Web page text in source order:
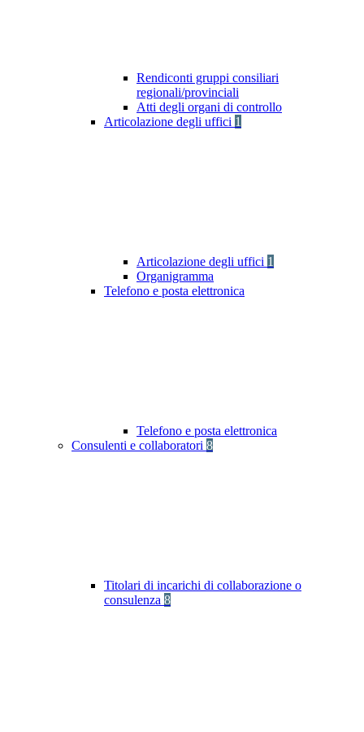
Rendiconti gruppi consiliari
regionali/provinciali
Atti degli organi di controllo
Articolazione degli uffici 1
Articolazione degli uffici 1
Organigramma
Telefono e posta elettronica
Telefono e posta elettronica
Consulenti e collaboratori 8
Titolari di incarichi di collaborazione o
consulenza 8